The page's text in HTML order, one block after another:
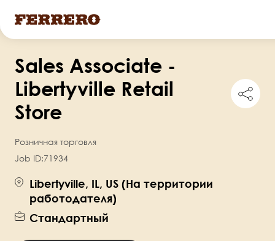
основному
содержанию
Sales Associate -
Libertyville Retail
Store
this
Розничная торговля
Job ID:71934
Libertyville, IL, US (На территории
работодателя)
Стандартный